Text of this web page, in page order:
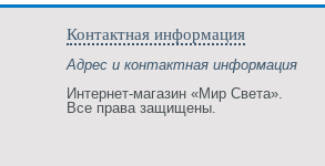
Контактная информация
Адрес и контактная информация
Интернет-магазин «Мир Света».
Все права защищены.